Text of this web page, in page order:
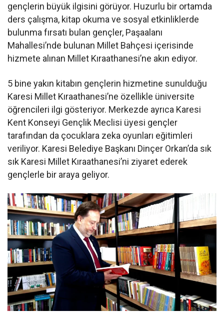
gençlerin büyük ilgisini görüyor. Huzurlu bir ortamda
ders çalışma, kitap okuma ve sosyal etkinliklerde
bulunma fırsatı bulan gençler, Paşaalanı
Mahallesi’nde bulunan Millet Bahçesi içerisinde
hizmete alınan Millet Kıraathanesi’ne akın ediyor.
5 bine yakın kitabın gençlerin hizmetine sunulduğu
Karesi Millet Kıraathanesi’ne özellikle üniversite
öğrencileri ilgi gösteriyor. Merkezde ayrıca Karesi
Kent Konseyi Gençlik Meclisi üyesi gençler
tarafından da çocuklara zeka oyunları eğitimleri
veriliyor. Karesi Belediye Başkanı Dinçer Orkan’da sık
sık Karesi Millet Kıraathanesi’ni ziyaret ederek
gençlerle bir araya geliyor.